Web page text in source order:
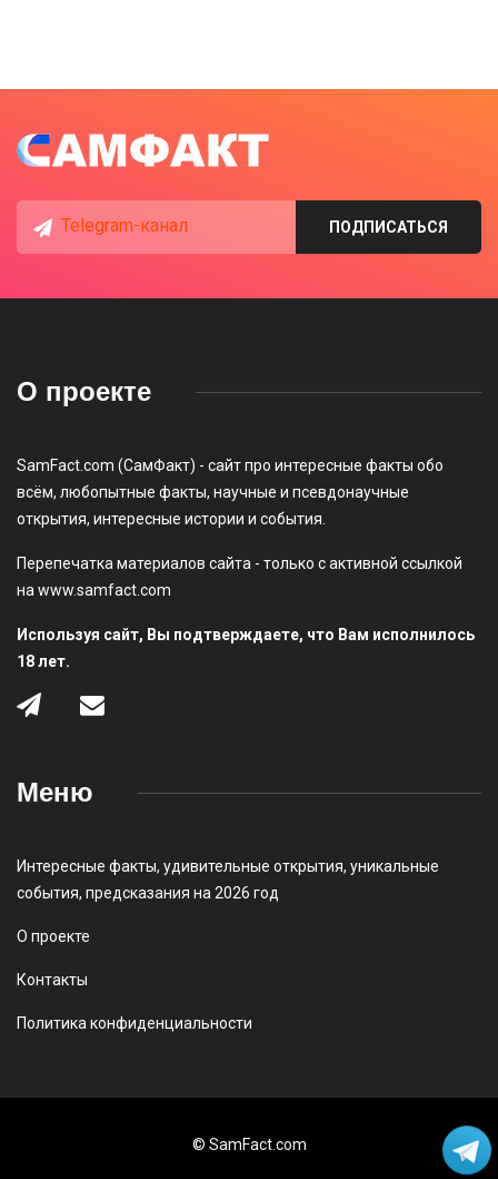
Telegram-канал ПОДПИСАТЬСЯ
О проекте
SamFact.com (СамФакт) - сайт про интересные факты обо
всём, любопытные факты, научные и псевдонаучные
открытия, интересные истории и события.
Перепечатка материалов сайта - только с активной ссылкой
на www.samfact.com
Используя сайт, Вы подтверждаете, что Вам исполнилось
18 лет.
Меню
Интересные факты, удивительные открытия, уникальные
события, предсказания на 2026 год
О проекте
Контакты
Политика конфиденциальности
© SamFact.com